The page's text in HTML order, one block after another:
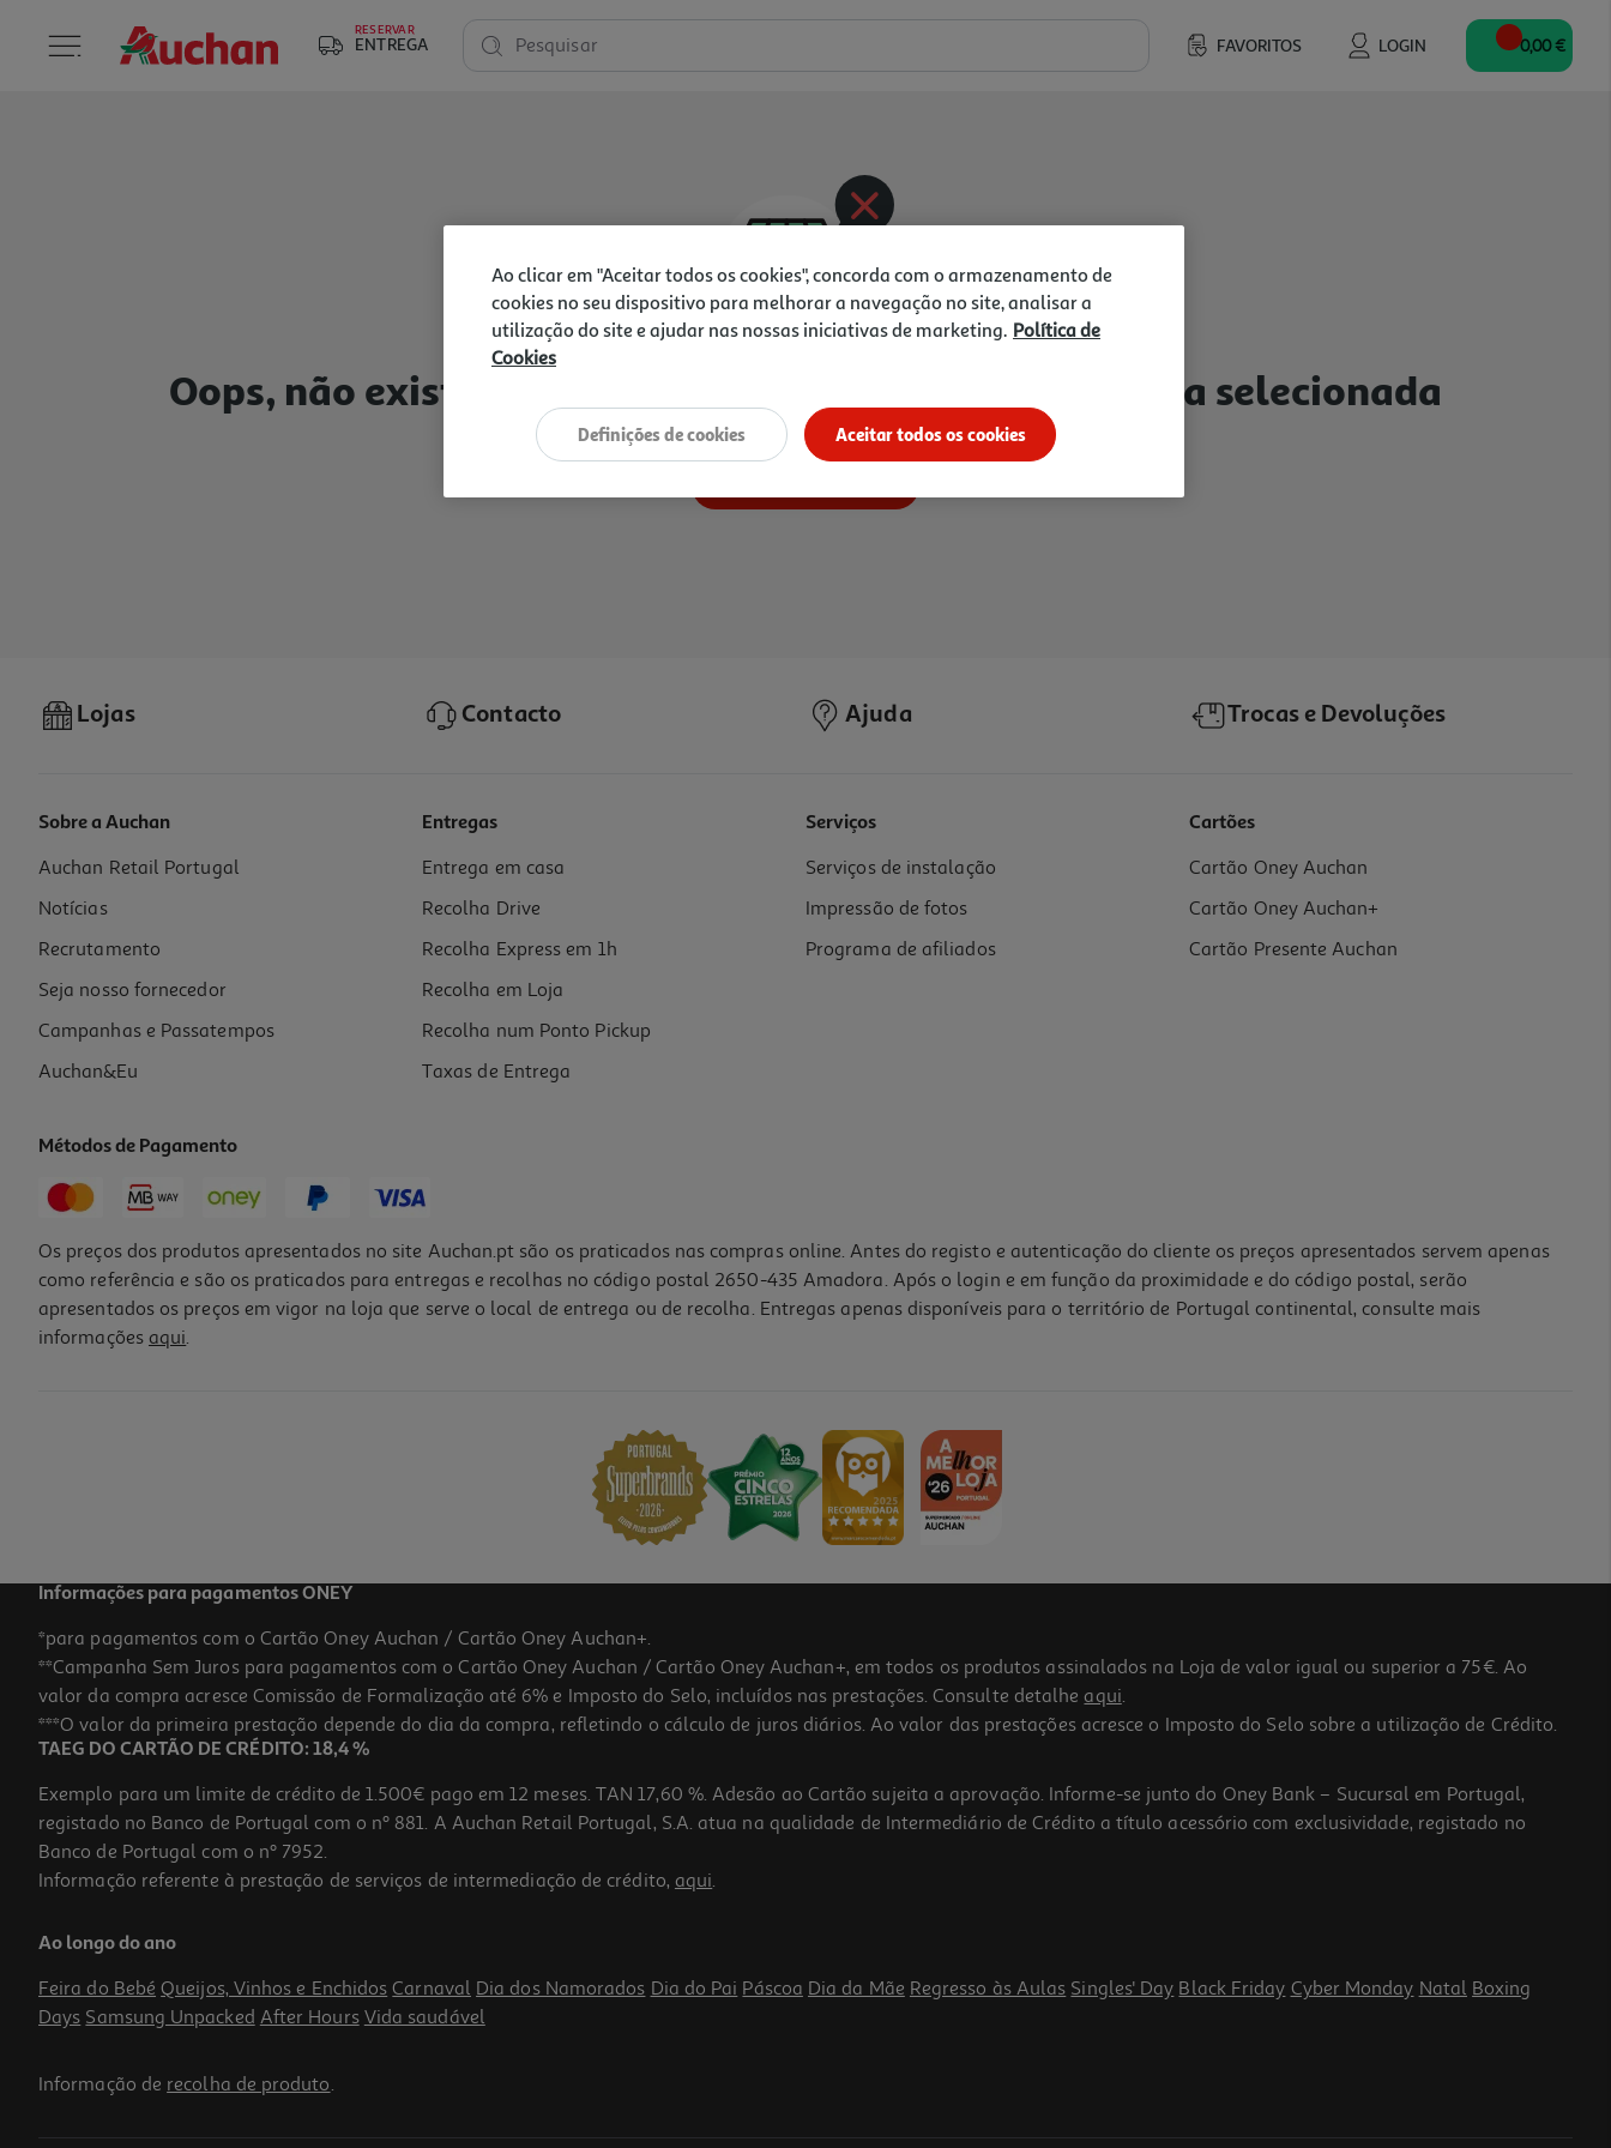
RESERVAR
ENTREGA FAVORITOS LOGIN
Pesquisar 0,00 €
Oops, não existem produtos nesta categoria para a loja selecionada
Lojas Contacto Ajuda Trocas e Devoluções
Sobre a Auchan
Auchan Retail Portugal
Notícias
Recrutamento
Seja nosso fornecedor
Campanhas e Passatempos
Auchan&Eu
Entregas
Entrega em casa
Recolha Drive
Recolha Express em 1h
Recolha em Loja
Recolha num Ponto Pickup
Taxas de Entrega
Serviços
Serviços de instalação
Impressão de fotos
Programa de afiliados
Cartões
Cartão Oney Auchan
Cartão Oney Auchan+
Cartão Presente Auchan
Métodos de Pagamento
Os preços dos produtos apresentados no site Auchan.pt são os praticados nas compras online. Antes do registo e autenticação do cliente os preços apresentados servem apenas
como referência e são os praticados para entregas e recolhas no código postal 2650-435 Amadora. Após o login e em função da proximidade e do código postal, serão
apresentados os preços em vigor na loja que serve o local de entrega ou de recolha. Entregas apenas disponíveis para o território de Portugal continental, consulte mais
informações aqui.
Informações para pagamentos ONEY
*para pagamentos com o Cartão Oney Auchan / Cartão Oney Auchan+.
**Campanha Sem Juros para pagamentos com o Cartão Oney Auchan / Cartão Oney Auchan+, em todos os produtos assinalados na Loja de valor igual ou superior a 75€. Ao
valor da compra acresce Comissão de Formalização até 6% e Imposto do Selo, incluídos nas prestações. Consulte detalhe aqui.
***O valor da primeira prestação depende do dia da compra, refletindo o cálculo de juros diários. Ao valor das prestações acresce o Imposto do Selo sobre a utilização de Crédito.
TAEG DO CARTÃO DE CRÉDITO: 18,4 %
Exemplo para um limite de crédito de 1.500€ pago em 12 meses. TAN 17,60 %. Adesão ao Cartão sujeita a aprovação. Informe-se junto do Oney Bank – Sucursal em Portugal,
registado no Banco de Portugal com o nº 881. A Auchan Retail Portugal, S.A. atua na qualidade de Intermediário de Crédito a título acessório com exclusividade, registado no
Banco de Portugal com o nº 7952.
Informação referente à prestação de serviços de intermediação de crédito, aqui.
Ao longo do ano
Feira do Bebé Queijos, Vinhos e Enchidos Carnaval Dia dos Namorados Dia do Pai Páscoa Dia da Mãe Regresso às Aulas Singles' Day Black Friday Cyber Monday Natal Boxing
Days Samsung Unpacked After Hours Vida saudável
Informação de recolha de produto.
Ao clicar em "Aceitar todos os cookies", concorda com o armazenamento de
cookies no seu dispositivo para melhorar a navegação no site, analisar a
utilização do site e ajudar nas nossas iniciativas de marketing. Política de
Cookies
Aceitar todos os cookies
Definições de cookies